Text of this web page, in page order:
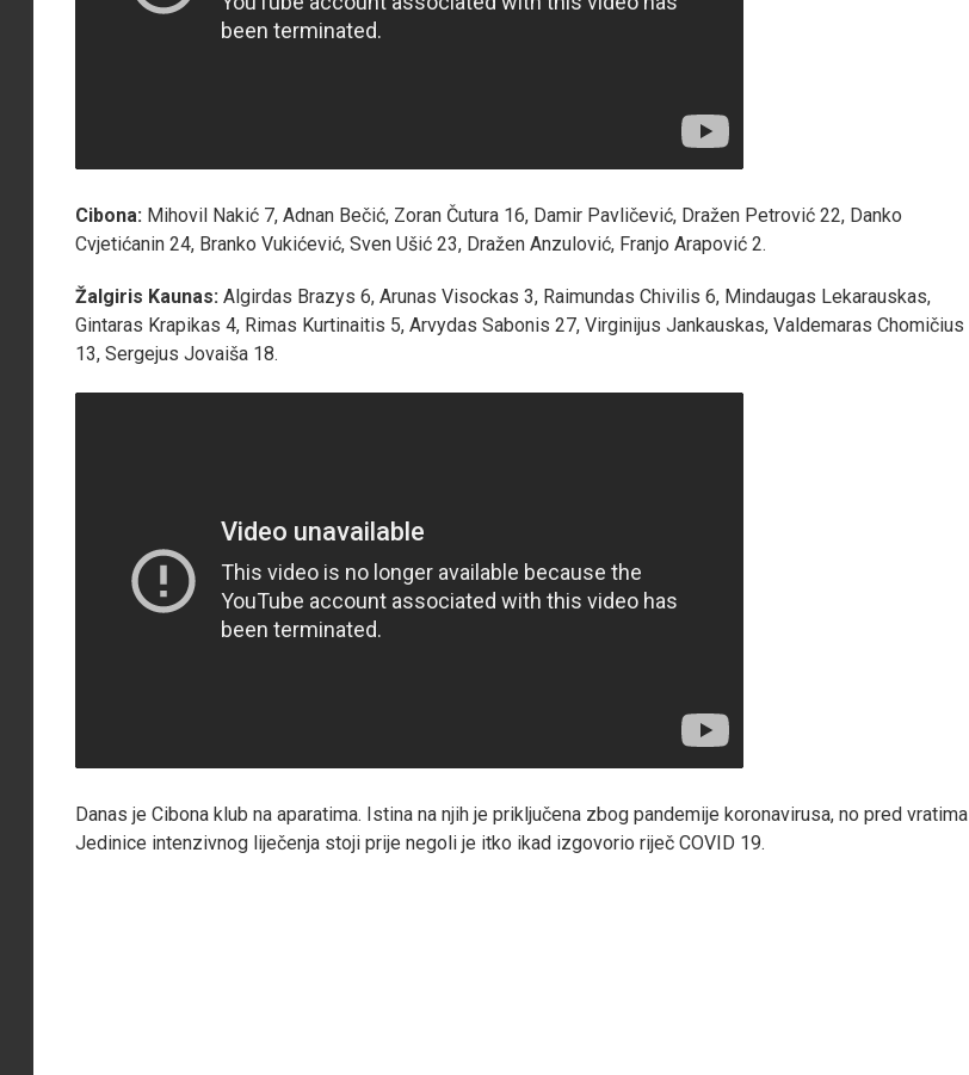
Cibona: Mihovil Nakić 7, Adnan Bečić, Zoran Čutura 16, Damir Pavličević, Dražen Petrović 22, Danko
Cvjetićanin 24, Branko Vukićević, Sven Ušić 23, Dražen Anzulović, Franjo Arapović 2.
Žalgiris Kaunas:Algirdas Brazys 6, Arunas Visockas 3, Raimundas Chivilis 6, Mindaugas Lekarauskas,
Gintaras Krapikas 4, Rimas Kurtinaitis 5, Arvydas Sabonis 27, Virginijus Jankauskas, Valdemaras Chomičius
13, Sergejus Jovaiša 18.
Danas je Cibona klub na aparatima. Istina na njih je priključena zbog pandemije koronavirusa, no pred vratima
Jedinice intenzivnog liječenja stoji prije negoli je itko ikad izgovorio riječ COVID 19.